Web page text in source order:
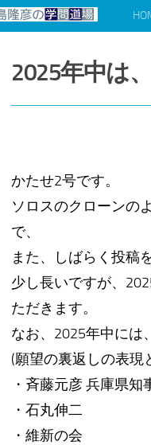
2025年中は
かたせ2号です。
ソロスのクローンの
で、
また、しばらく投稿
少し長いですが、
ただきます。
なお、2025年中には
(願望の裏返しの表現
・斉藤元彦 兵庫県知
・石丸伸二
・維新の会